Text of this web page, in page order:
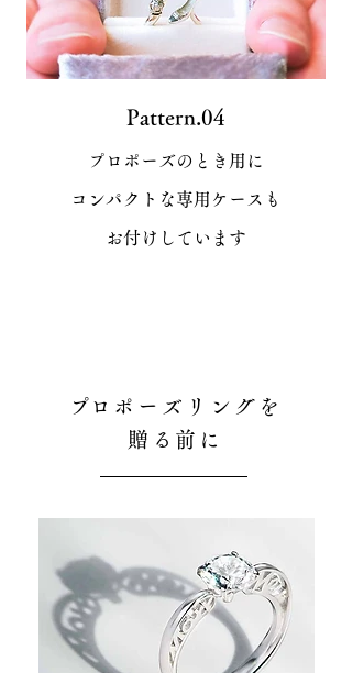
Pattern.04
プロポーズのとき用に
コンパクトな専用ケースも
​お付けしています
​プロポーズリングを
贈る前に